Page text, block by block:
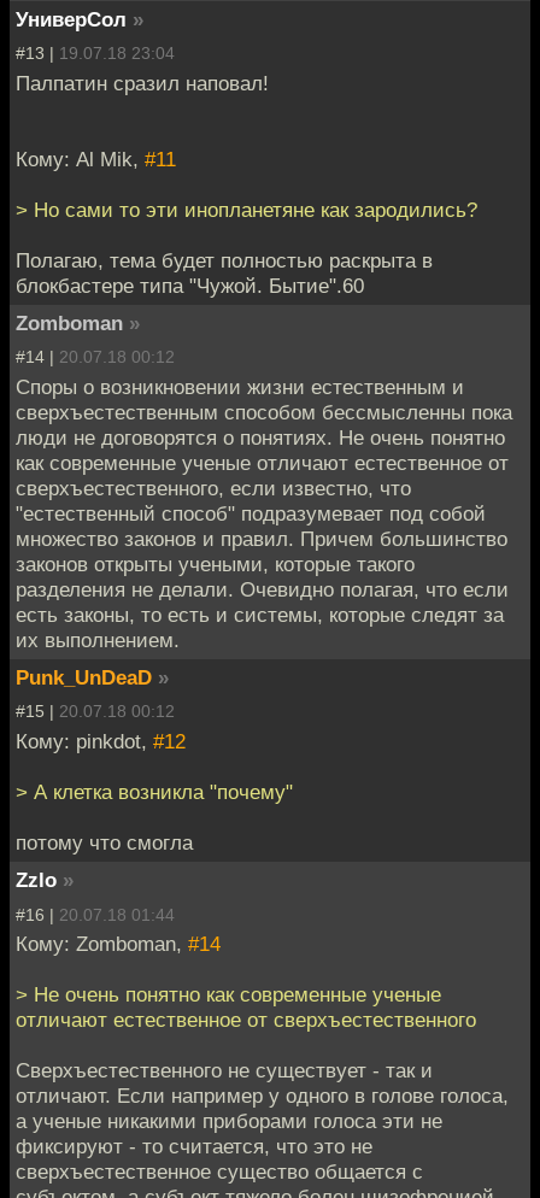
УниверСол »
#13 | 19.07.18 23:04
Палпатин сразил наповал!
Кому: Al Mik, #11
> Но сами то эти инопланетяне как зародились?
Полагаю, тема будет полностью раскрыта в
блокбастере типа "Чужой. Бытие".60
Zomboman »
#14 | 20.07.18 00:12
Споры о возникновении жизни естественным и
сверхъестественным способом бессмысленны пока
люди не договорятся о понятиях. Не очень понятно
как современные ученые отличают естественное от
сверхъестественного, если известно, что
"естественный способ" подразумевает под собой
множество законов и правил. Причем большинство
законов открыты учеными, которые такого
разделения не делали. Очевидно полагая, что если
есть законы, то есть и системы, которые следят за
их выполнением.
Punk_UnDeaD »
#15 | 20.07.18 00:12
Кому: pinkdot, #12
> А клетка возникла "почему"
потому что смогла
Zzlo »
#16 | 20.07.18 01:44
Кому: Zomboman, #14
> Не очень понятно как современные ученые
отличают естественное от сверхъестественного
Сверхъестественного не существует - так и
отличают. Если например у одного в голове голоса,
а ученые никакими приборами голоса эти не
фиксируют - то считается, что это не
сверхъестественное существо общается с